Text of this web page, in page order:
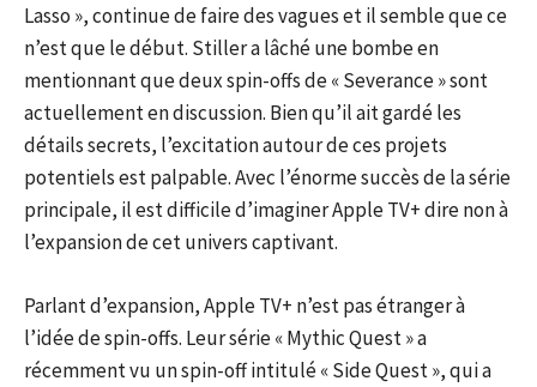
Lasso », continue de faire des vagues et il semble que ce
n’est que le début. Stiller a lâché une bombe en
mentionnant que deux spin-offs de « Severance » sont
actuellement en discussion. Bien qu’il ait gardé les
détails secrets, l’excitation autour de ces projets
potentiels est palpable. Avec l’énorme succès de la série
principale, il est difficile d’imaginer Apple TV+ dire non à
l’expansion de cet univers captivant.
Parlant d’expansion, Apple TV+ n’est pas étranger à
l’idée de spin-offs. Leur série « Mythic Quest » a
récemment vu un spin-off intitulé « Side Quest », qui a